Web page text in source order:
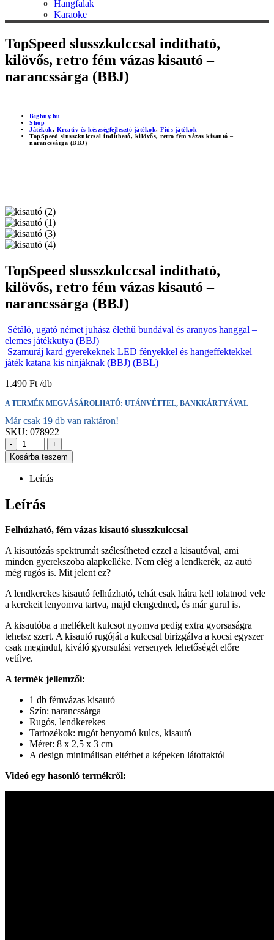
Hangfalak
Karaoke
TopSpeed slusszkulccsal indítható,
kilövős, retro fém vázas kisautó –
narancssárga (BBJ)
Bigbuy.hu
Shop
Játékok, Kreatív és készségfejlesztő játékok, Fiús játékok
TopSpeed slusszkulccsal indítható, kilövős, retro fém vázas kisautó –
narancssárga (BBJ)
TopSpeed slusszkulccsal indítható,
kilövős, retro fém vázas kisautó –
narancssárga (BBJ)
Sétáló, ugató német juhász élethű bundával és aranyos hanggal –
elemes játékkutya (BBJ)
Szamuráj kard gyerekeknek LED fényekkel és hangeffektekkel –
játék katana kis ninjáknak (BBJ) (BBL)
1.490 Ft
A TERMÉK MEGVÁSÁROLHATÓ: UTÁNVÉTTEL, BANKKÁRTYÁVAL
Már csak 19 db van raktáron!
SKU: 078922
-
+
Kosárba teszem
Leírás
Leírás
Felhúzható, fém vázas kisautó slusszkulccsal
A kisautózás spektrumát szélesítheted ezzel a kisautóval, ami
minden gyerekszoba alapkelléke. Nem elég a lendkerék, az autó
még rugós is. Mit jelent ez?
A lendkerekes kisautó felhúzható, tehát csak hátra kell tolatnod vele
a kerekeit lenyomva tartva, majd elengedned, és már gurul is.
A kisautóba a mellékelt kulcsot nyomva pedig extra gyorsaságra
tehetsz szert. A kisautó rugóját a kulccsal birizgálva a kocsi egyszer
csak megindul, kiváló gyorsulási versenyek lehetőségét előre
vetítve.
A termék jellemzői:
1 db fémvázas kisautó
Szín: narancssárga
Rugós, lendkerekes
Tartozékok: rugót benyomó kulcs, kisautó
Méret: 8 x 2,5 x 3 cm
A design minimálisan eltérhet a képeken látottaktól
Videó egy hasonló termékről: